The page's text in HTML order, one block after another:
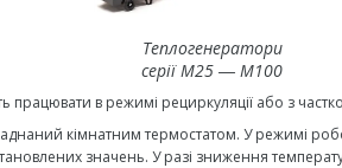
Теплогенератори
серії M25 ― M100
працювати в режимі рециркуляції або з
кімнатним термостатом. У режимі
значень. У разі зниження